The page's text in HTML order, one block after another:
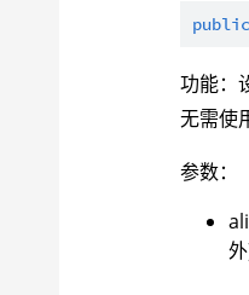
public
功能：
无需使
参数：
外